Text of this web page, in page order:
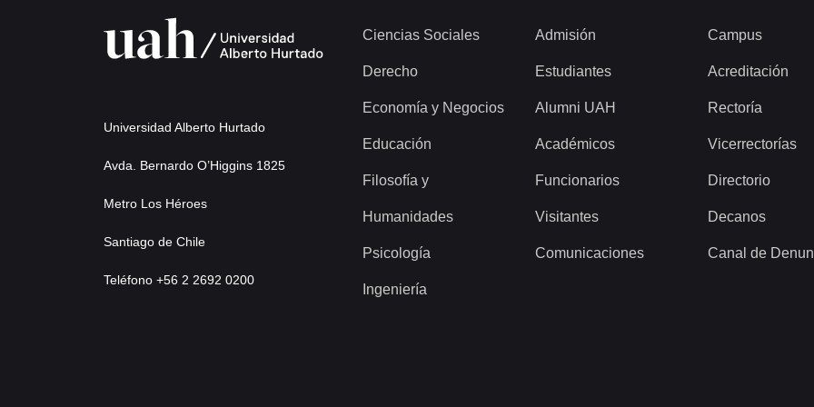
Universidad Alberto Hurtado
Avda. Bernardo O’Higgins 1825
Metro Los Héroes
Santiago de Chile
Teléfono +56 2 2692 0200
Ciencias Sociales
Derecho
Economía y Negocios
Educación
Filosofía y
Humanidades
Psicología
Ingeniería
Admisión
Estudiantes
Alumni UAH
Académicos
Funcionarios
Visitantes
Comunicaciones
Campus
Acreditación
Rectoría
Vicerrectorías
Directorio
Decanos
Canal de